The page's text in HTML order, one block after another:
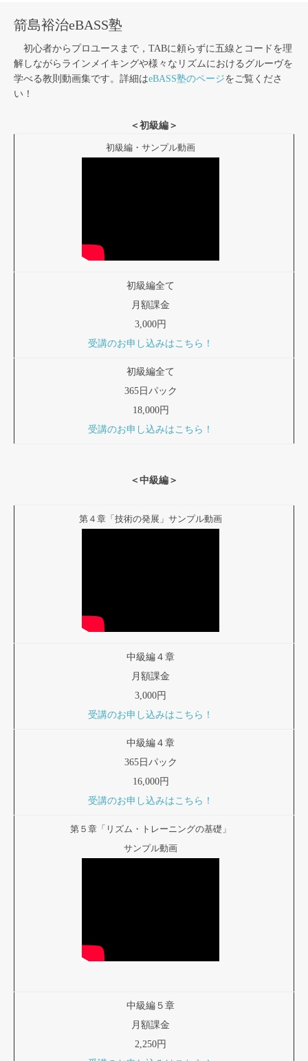
箭島裕治eBASS塾
初心者からプロユースまで，TABに頼らずに五線とコードを理
解しながらラインメイキングや様々なリズムにおけるグルーヴを
学べる教則動画集です。詳細はeBASS塾のページをご覧くださ
い！
＜初級編＞
初級編・サンプル動画
初級編全て
月額課金
3,000円
受講のお申し込みはこちら！
初級編全て
365日パック
18,000円
受講のお申し込みはこちら！
＜中級編＞
第４章「技術の発展」サンプル動画
中級編４章
月額課金
3,000円
受講のお申し込みはこちら！
中級編４章
365日パック
16,000円
受講のお申し込みはこちら！
第５章「リズム・トレーニングの基礎」
サンプル動画
中級編５章
月額課金
2,250円